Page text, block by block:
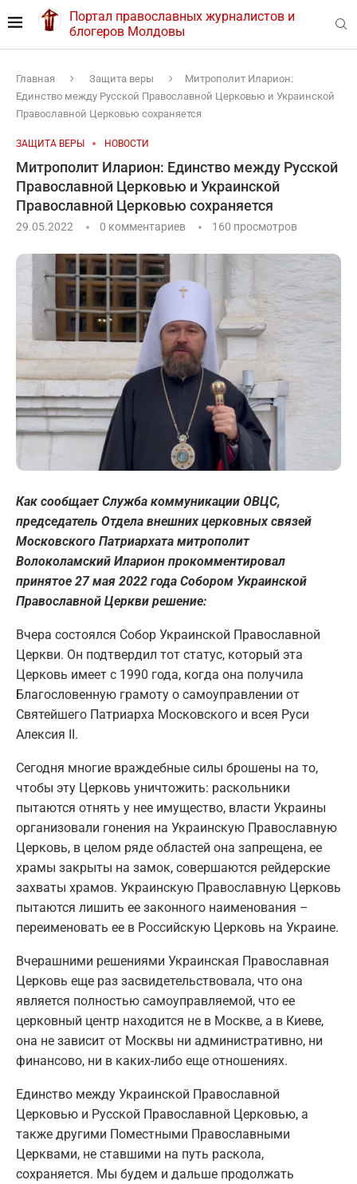
Портал православных журналистов и
блогеров Молдовы
Главная Защита веры
Митрополит Иларион:
Единство между Русской Православной Церковью и Украинской
Православной Церковью сохраняется
ЗАЩИТА ВЕРЫ НОВОСТИ
Митрополит Иларион: Единство между Русской
Православной Церковью и Украинской
Православной Церковью сохраняется
29.05.2022 0 комментариев 160 просмотров
Как сообщает Служба коммуникации ОВЦС,
председатель Отдела внешних церковных связей
Московского Патриархата митрополит
Волоколамский Иларион прокомментировал
принятое 27 мая 2022 года Собором Украинской
Православной Церкви решение:
Вчера состоялся Собор Украинской Православной
Церкви. Он подтвердил тот статус, который эта
Церковь имеет с 1990 года, когда она получила
Благословенную грамоту о самоуправлении от
Святейшего Патриарха Московского и всея Руси
Алексия II.
Сегодня многие враждебные силы брошены на то,
чтобы эту Церковь уничтожить: раскольники
пытаются отнять у нее имущество, власти Украины
организовали гонения на Украинскую Православную
Церковь, в целом ряде областей она запрещена, ее
храмы закрыты на замок, совершаются рейдерские
захваты храмов. Украинскую Православную Церковь
пытаются лишить ее законного наименования –
переименовать ее в Российскую Церковь на Украине.
Вчерашними решениями Украинская Православная
Церковь еще раз засвидетельствовала, что она
является полностью самоуправляемой, что ее
церковный центр находится не в Москве, а в Киеве,
она не зависит от Москвы ни административно, ни
финансово, ни в каких-либо еще отношениях.
Единство между Украинской Православной
Церковью и Русской Православной Церковью, а
также другими Поместными Православными
Церквами, не ставшими на путь раскола,
сохраняется. Мы будем и дальше продолжать